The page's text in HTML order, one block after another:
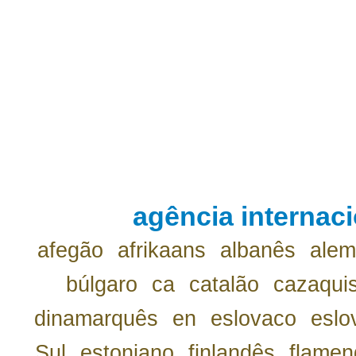
agência
afegão afrikaans albanês
búlgaro
ca catalão
dinamarquês
en eslovaco